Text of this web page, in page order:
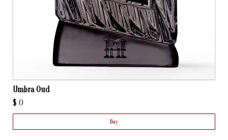
Umbra Oud
$ 0
Buy